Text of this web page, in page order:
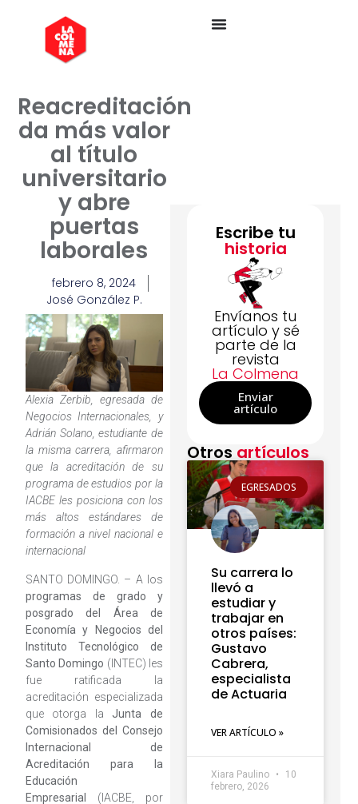
Reacreditación
da más valor
al título
universitario
y abre
puertas
laborales
febrero 8, 2024
José González P.
Alexia Zerbib, egresada de
Negocios Internacionales, y
Adrián Solano, estudiante de
la misma carrera, afirmaron
que la acreditación de su
programa de estudios por la
IACBE les posiciona con los
más altos estándares de
formación a nivel nacional e
internacional
SANTO DOMINGO. – A los
programas de grado y
posgrado del Área de
Economía y Negocios del
Instituto Tecnológico de
Santo Domingo (INTEC) les
fue ratificada la
acreditación especializada
que otorga laJunta de
Comisionados del Consejo
Internacional de
Acreditación para la
Educación
Empresarial (IACBE, por
Escribe tu
historia
Envíanos tu
artículo y sé
parte de la
revista
La Colmena
Enviar
artículo
Otros artículos
EGRESADOS
Su carrera lo
llevó a
estudiar y
trabajar en
otros países:
Gustavo
Cabrera,
especialista
de Actuaria
VER ARTÍCULO »
Xiara Paulino
10
febrero, 2026